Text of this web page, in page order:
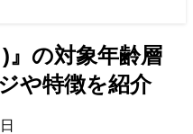
』の対象年齢層
や特徴を紹介